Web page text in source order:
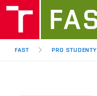
FAST PRO STUDENTY